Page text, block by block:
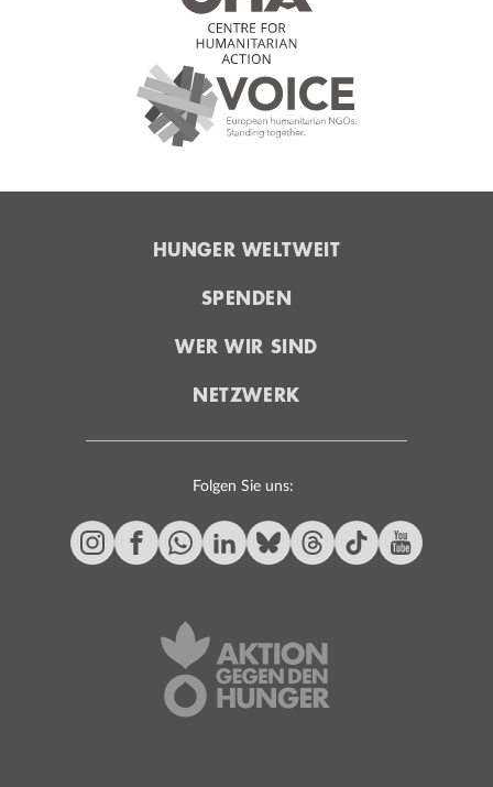
HUNGER WELTWEIT
SPENDEN
WER WIR SIND
NETZWERK
Folgen Sie uns: